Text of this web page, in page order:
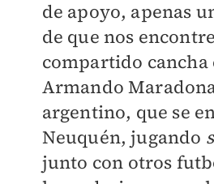
de apoyo, apenas
de que nos
compartido cancha
Armando
argentino, que se
Neuquén, jugando
junto con otros